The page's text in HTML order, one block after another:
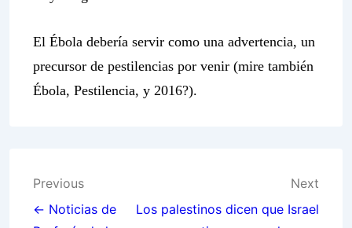
El Ébola debería servir como una advertencia, un
precursor de pestilencias por venir (mire también
Ébola, Pestilencia, y 2016?).
Post
navigation
Previous
← Noticias de
Next
Los palestinos dicen que Israel